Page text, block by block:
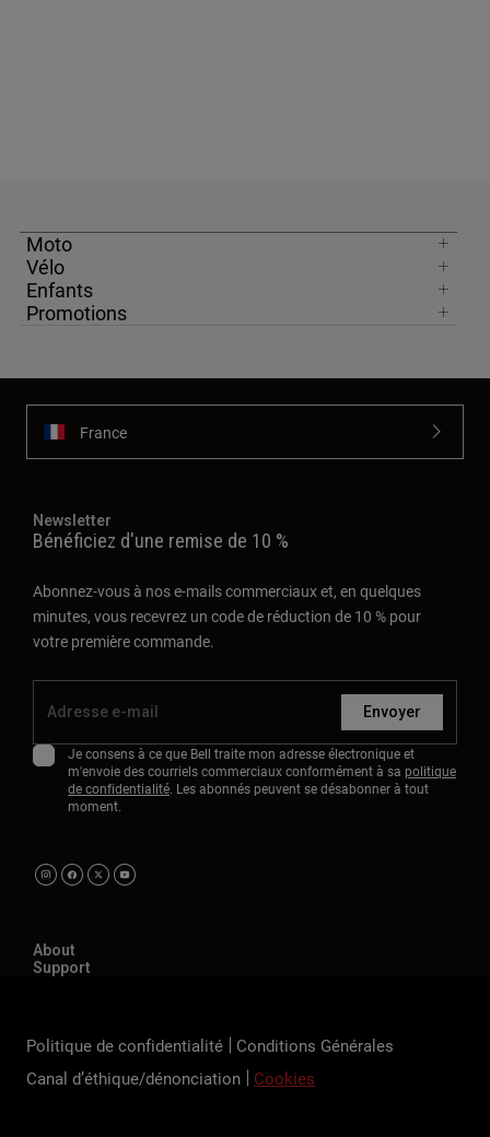
Moto
Vélo
Enfants
Promotions
France
Newsletter
Bénéficiez d'une remise de 10 %
Abonnez-vous à nos e-mails commerciaux et, en quelques
minutes, vous recevrez un code de réduction de 10 % pour
votre première commande.
Envoyer
Je consens à ce que Bell traite mon adresse électronique et
m'envoie des courriels commerciaux conformément à sa politique
de confidentialité. Les abonnés peuvent se désabonner à tout
moment.
About
Support
Politique de confidentialité
Conditions Générales
Canal d’éthique/dénonciation
Cookies